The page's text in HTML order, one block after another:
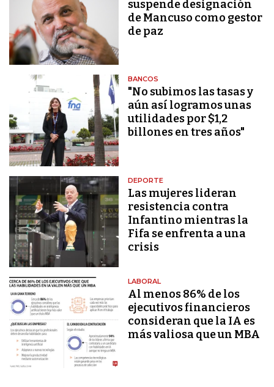
suspende designación
de Mancuso como gestor
de paz
BANCOS
"No subimos las tasas y
aún así logramos unas
utilidades por $1,2
billones en tres años"
DEPORTE
Las mujeres lideran
resistencia contra
Infantino mientras la
Fifa se enfrenta a una
crisis
LABORAL
Al menos 86% de los
ejecutivos financieros
consideran que la IA es
más valiosa que un MBA